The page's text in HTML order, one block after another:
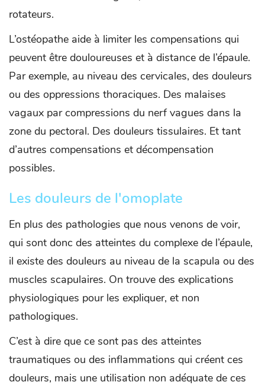
rotateurs.
L’ostéopathe aide à limiter les compensations qui
peuvent être douloureuses et à distance de l’épaule.
Par exemple, au niveau des cervicales, des douleurs
ou des oppressions thoraciques. Des malaises
vagaux par compressions du nerf vagues dans la
zone du pectoral. Des douleurs tissulaires. Et tant
d’autres compensations et décompensation
possibles.
Les douleurs de l'omoplate
En plus des pathologies que nous venons de voir,
qui sont donc des atteintes du complexe de l’épaule,
il existe des douleurs au niveau de la scapula ou des
muscles scapulaires. On trouve des explications
physiologiques pour les expliquer, et non
pathologiques.
C’est à dire que ce sont pas des atteintes
traumatiques ou des inflammations qui créent ces
douleurs, mais une utilisation non adéquate de ces